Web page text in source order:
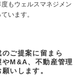
もウェルスマネジメン
います。
ご提案に留まら
M&A、不動産管理
いします。